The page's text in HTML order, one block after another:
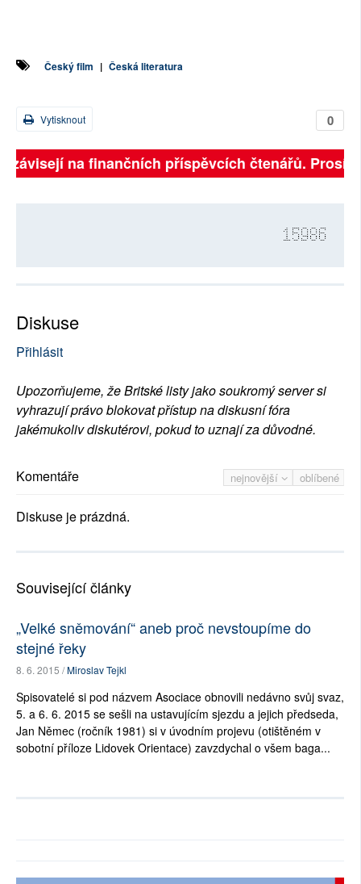
Český film | Česká literatura
0
Vytisknout
na finančních příspěvcích čtenářů.
15986
Diskuse
Přihlásit
Upozorňujeme, že Britské listy jako soukromý server si
vyhrazují právo blokovat přístup na diskusní fóra
jakémukoliv diskutérovi, pokud to uznají za důvodné.
nejnovější oblíbené
Komentáře
Diskuse je prázdná.
Související články
„Velké sněmování“ aneb proč nevstoupíme do
stejné řeky
8. 6. 2015 /Miroslav Tejkl
Spisovatelé si pod názvem Asociace obnovili nedávno svůj svaz,
5. a 6. 6. 2015 se sešli na ustavujícím sjezdu a jejich předseda,
Jan Němec (ročník 1981) si v úvodním projevu (otištěném v
sobotní příloze Lidovek Orientace) zavzdychal o všem baga...